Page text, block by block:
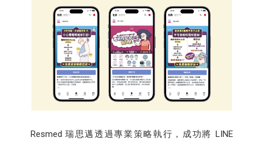
Resmed 瑞思邁透過專業策略執行，成功將 LINE